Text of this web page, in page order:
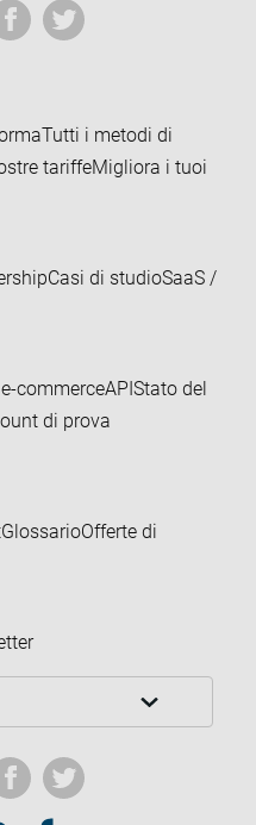
Tutti i metodi di
tariffeMigliora i tuoi
Casi di studioSaaS /
commerceAPIStato del
di prova
GlossarioOfferte di